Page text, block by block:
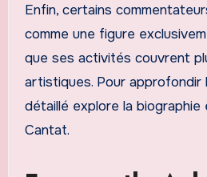
Enfin, certains
comme une figure
que ses activités couvrent
artistiques. Pour
détaillé explore la biographie
Cantat.